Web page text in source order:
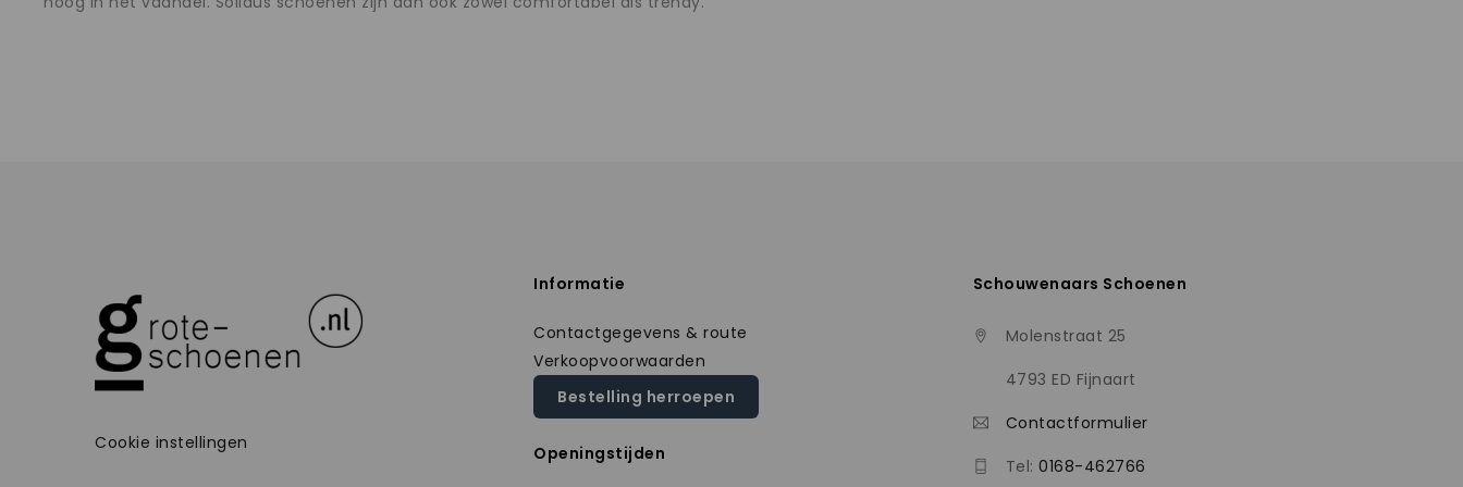
Cookie instellingen
Informatie
Contactgegevens & route
Verkoopvoorwaarden
Bestelling herroepen
Openingstijden
Schouwenaars Schoenen
Molenstraat 25
4793 ED Fijnaart
Contactformulier
Tel:0168-462766